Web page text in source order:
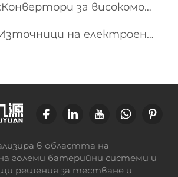
Конвертори за високомощно съхранение на енергия PCS
на електроенергия за симулация на електрическата мрежа: Какво ги прави незаменими за изпитанията на системи за съхранение на енергия?
в областта на
големи батерийни системи и
решения за тестване и